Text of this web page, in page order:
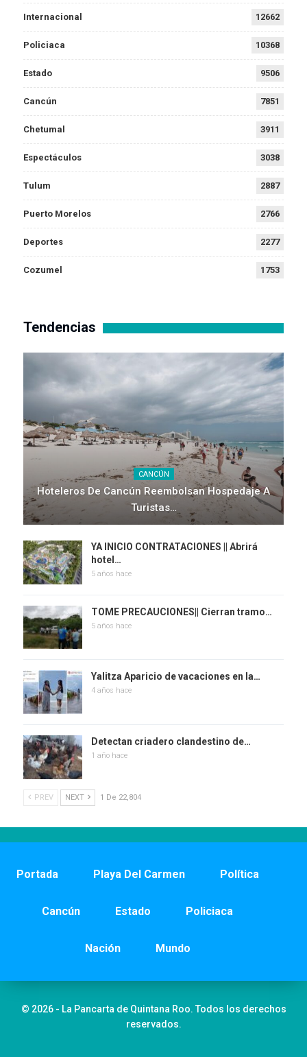
Internacional 12662
Policiaca 10368
Estado 9506
Cancún 7851
Chetumal 3911
Espectáculos 3038
Tulum 2887
Puerto Morelos 2766
Deportes 2277
Cozumel 1753
Tendencias
CANCÚN
Hoteleros De Cancún Reembolsan Hospedaje A
Turistas…
YA INICIO CONTRATACIONES || Abrirá
hotel…
5 años hace
TOME PRECAUCIONES|| Cierran tramo…
5 años hace
Yalitza Aparicio de vacaciones en la…
4 años hace
Detectan criadero clandestino de…
1 año hace
PREV NEXT 1 De 22,804
Portada Playa Del Carmen Política
Cancún Estado Policiaca
Nación Mundo
© 2026 - La Pancarta de Quintana Roo. Todos los derechos
reservados.